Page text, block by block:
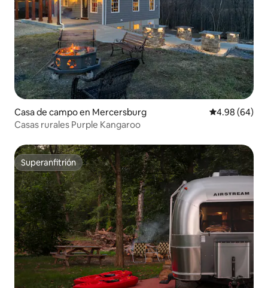
Casa de campo en Mercersburg Calificación
4.98 (64)
Casas rurales Purple Kangaroo
Superanfitrión
Superanfitrión